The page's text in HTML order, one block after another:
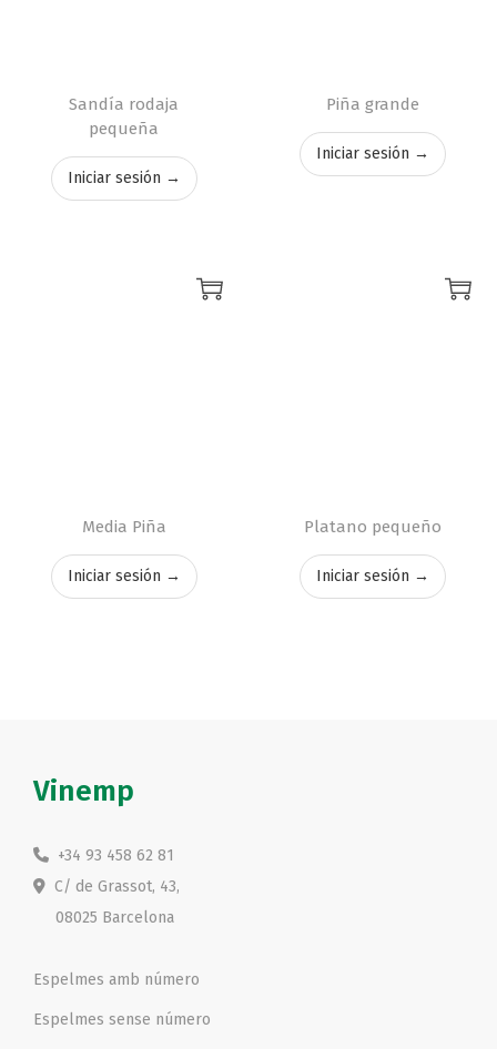
Sandía rodaja
pequeña
Iniciar sesión →
Piña grande
Iniciar sesión →
Media Piña
Iniciar sesión →
Platano pequeño
Iniciar sesión →
Vinemp
+34 93 458 62 81
C/ de Grassot, 43,
08025 Barcelona
Espelmes amb número
Espelmes sense número